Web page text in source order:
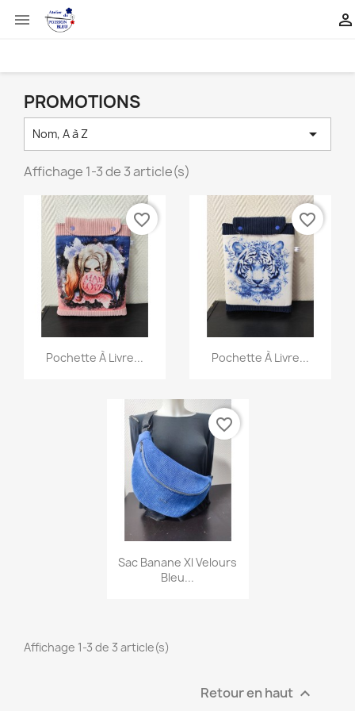
 
PROMOTIONS
Nom, A à Z 
Affichage 1-3 de 3 article(s)
Aperçu rapide
Pochette À Livre...
favorite_border
Aperçu rapide
Pochette À Livre...
favorite_border
Aperçu rapide
Sac Banane Xl Velours
Bleu...
favorite_border
Affichage 1-3 de 3 article(s)
Retour en haut 
Nom de la liste d'envies
Créer une liste d'envies